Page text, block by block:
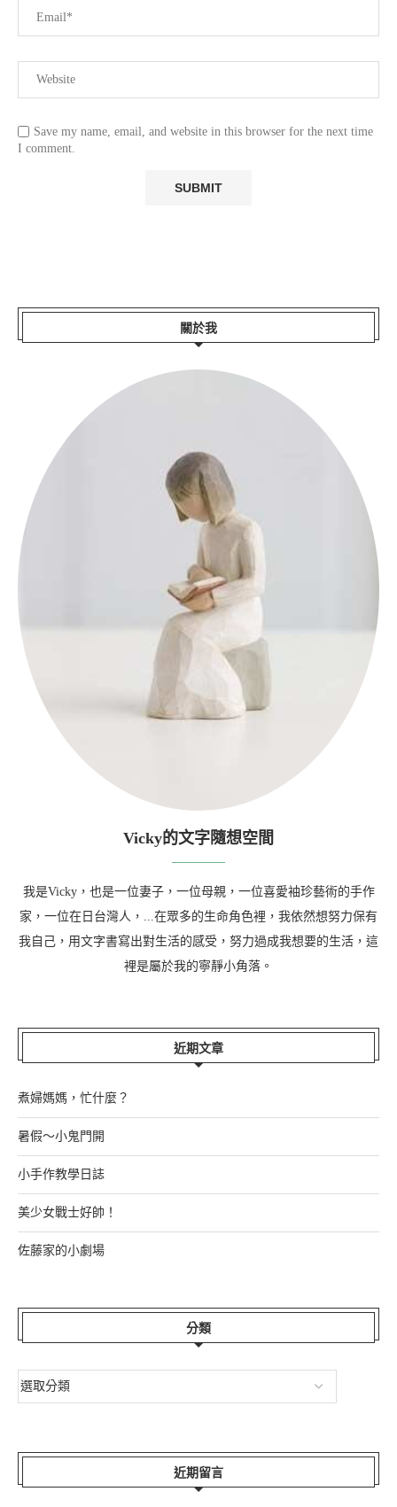
Save my name, email, and website in this browser for the next time
I comment.
關於我
Vicky的文字隨想空間
我是Vicky，也是一位妻子，一位母親，一位喜愛袖珍藝術的手作
家，一位在日台灣人，...在眾多的生命角色裡，我依然想努力保有
我自己，用文字書寫出對生活的感受，努力過成我想要的生活，這
裡是屬於我的寧靜小角落。
近期文章
煮婦媽媽，忙什麼？
暑假～小鬼門開
小手作教學日誌
美少女戰士好帥！
佐藤家的小劇場
分類
近期留言